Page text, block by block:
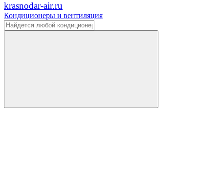
krasnodar-air.ru
Кондиционеры и вентиляция